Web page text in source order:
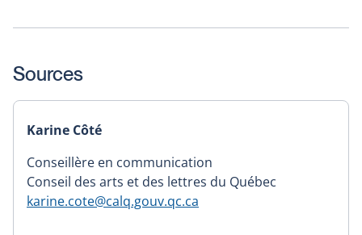
Sources
Karine Côté
Conseillère en communication
Conseil des arts et des lettres du Québec
karine.cote@calq.gouv.qc.ca